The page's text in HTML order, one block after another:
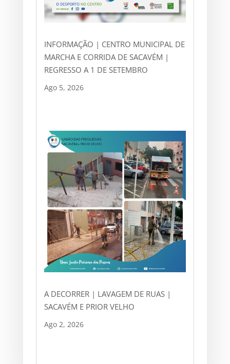
INFORMAÇÃO | CENTRO MUNICIPAL DE
MARCHA E CORRIDA DE SACAVÉM |
REGRESSO A 1 DE SETEMBRO
Ago 5, 2026
A DECORRER | LAVAGEM DE RUAS |
SACAVÉM E PRIOR VELHO
Ago 2, 2026